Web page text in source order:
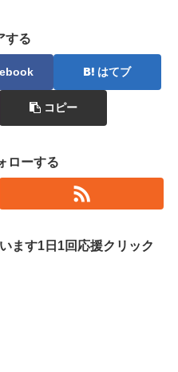
する
はてブ
コピー
ローする
ます1日1回応援クリック